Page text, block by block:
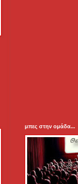
μπες στην ομάδα...